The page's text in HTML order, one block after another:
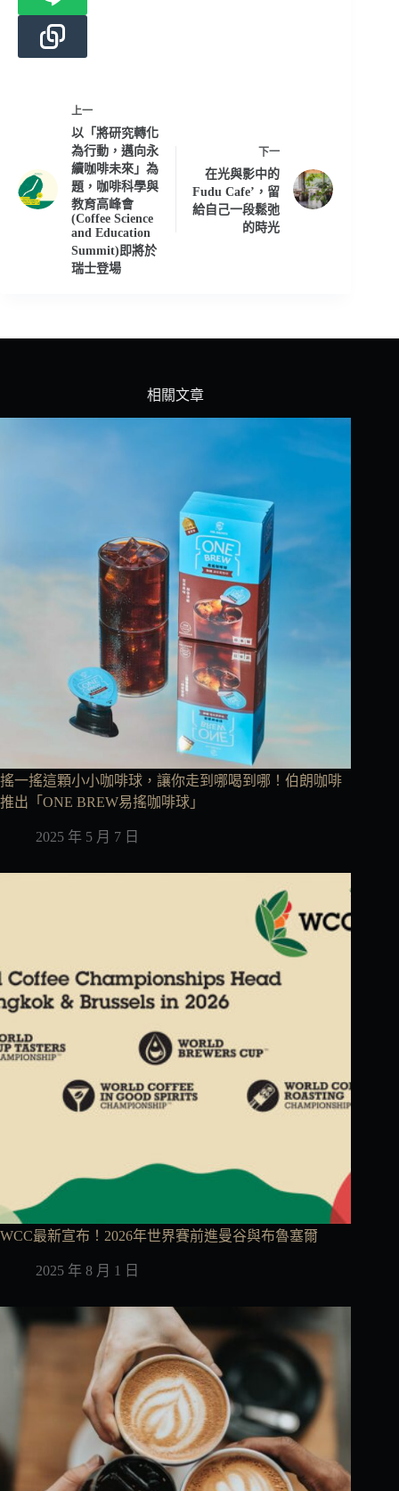
上一
以「將研究轉化
為行動，邁向永
續咖啡未來」為
題，咖啡科學與
教育高峰會
(Coffee Science
and Education
Summit)即將於
瑞士登場
下一
在光與影中的
Fudu Cafe’，留
給自己一段鬆弛
的時光
相關文章
搖一搖這顆小小咖啡球，讓你走到哪喝到哪！伯朗咖啡
推出「ONE BREW易搖咖啡球」
2025 年 5 月 7 日
WCC最新宣布！2026年世界賽前進曼谷與布魯塞爾
2025 年 8 月 1 日